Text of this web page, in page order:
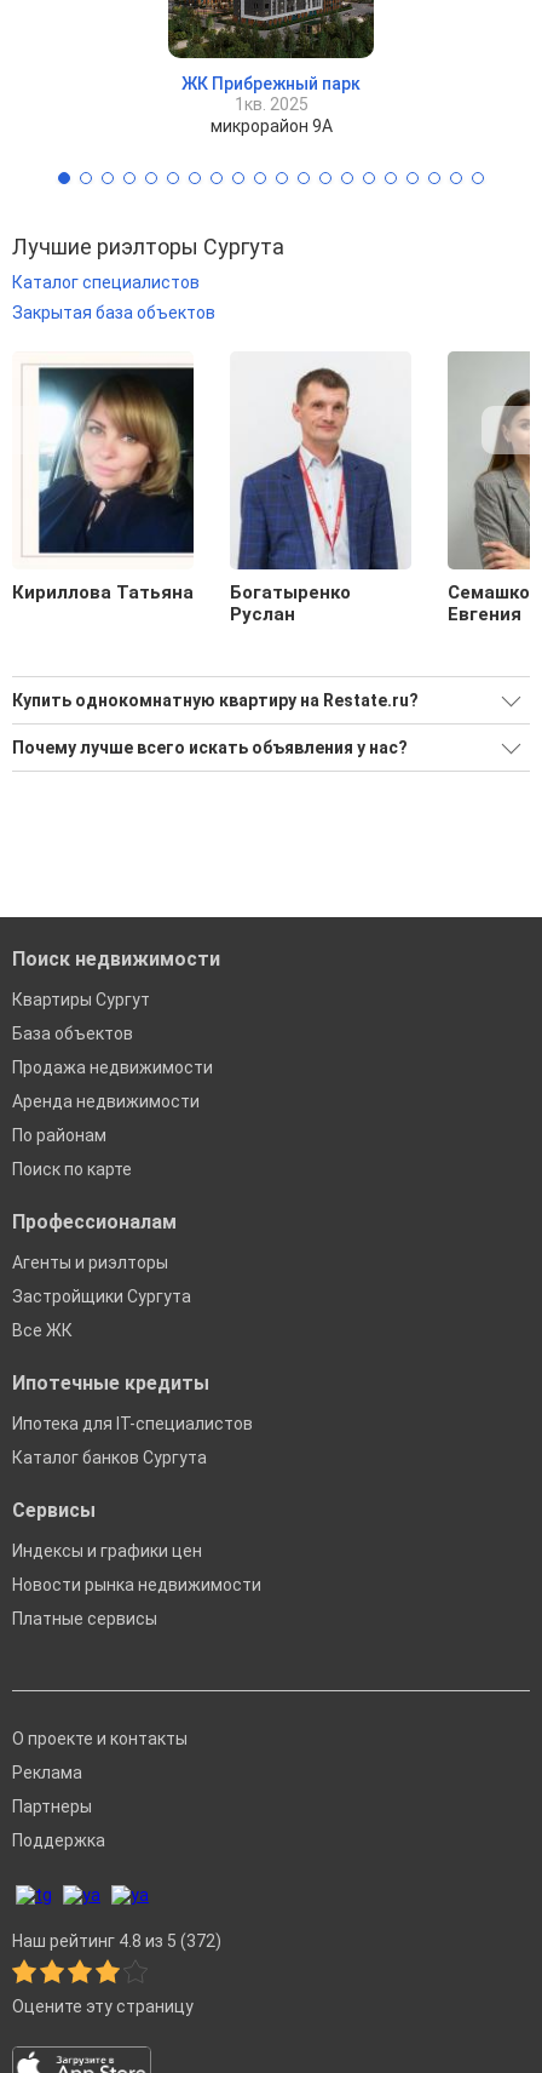
ЖК Прибрежный парк
1кв. 2025
микрорайон 9А
Лучшие риэлторы Сургута
Каталог специалистов
Закрытая база объектов
Кириллова Татьяна
Богатыренко
Руслан
Евгения
Купить однокомнатную квартиру на Restate.ru?
Ищите, как Купить однокомнатную квартиру?
Воспользуйтесь нашим поиском по новостройкам, для
Почему лучше всего искать объявления у нас?
Поиск недвижимости
Квартиры Сургут
База объектов
Продажа недвижимости
Аренда недвижимости
По районам
Поиск по карте
Профессионалам
Агенты и риэлторы
Застройщики Сургута
Все ЖК
Ипотечные кредиты
Ипотека для IT-специалистов
Каталог банков Сургута
Сервисы
Индексы и графики цен
Новости рынка недвижимости
Платные сервисы
О проекте и контакты
Реклама
Партнеры
Поддержка
Наш рейтинг 4.8 из 5 (372)
Оцените эту страницу